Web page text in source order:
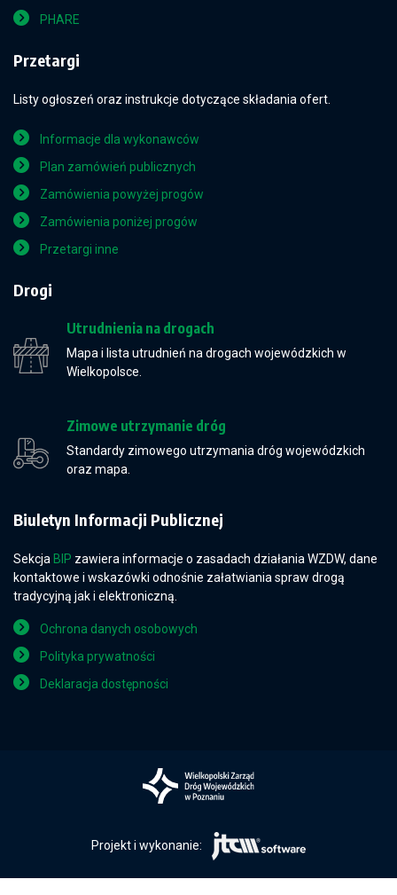
PHARE
Przetargi
Listy ogłoszeń oraz instrukcje dotyczące składania ofert.
Informacje dla wykonawców
Plan zamówień publicznych
Zamówienia powyżej progów
Zamówienia poniżej progów
Przetargi inne
Drogi
Utrudnienia na drogach
Mapa i lista utrudnień na drogach wojewódzkich w
Wielkopolsce.
Zimowe utrzymanie dróg
Standardy zimowego utrzymania dróg wojewódzkich
oraz mapa.
Biuletyn Informacji Publicznej
Sekcja BIP zawiera informacje o zasadach działania WZDW, dane
kontaktowe i wskazówki odnośnie załatwiania spraw drogą
tradycyjną jak i elektroniczną.
Ochrona danych osobowych
Polityka prywatności
Deklaracja dostępności
Projekt i wykonanie: